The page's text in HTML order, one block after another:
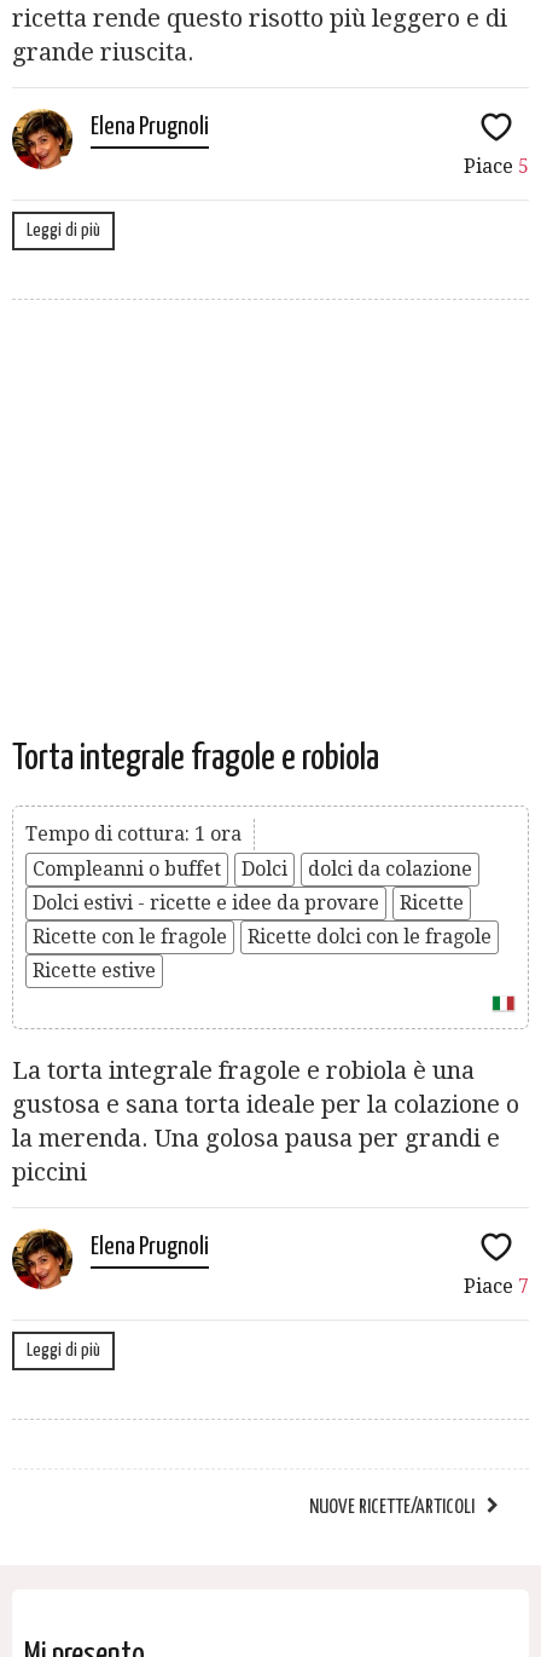
ricetta rende questo risotto più leggero e di
grande riuscita.
Elena Prugnoli
Piace 5
Leggi di più
Torta integrale fragole e robiola
Tempo di cottura: 1 ora
Compleanni o buffet
Dolci
dolci da colazione
Dolci estivi - ricette e idee da provare
Ricette
Ricette con le fragole
Ricette dolci con le fragole
Ricette estive
La torta integrale fragole e robiola è una
gustosa e sana torta ideale per la colazione o
la merenda. Una golosa pausa per grandi e
piccini
Elena Prugnoli
Piace 7
Leggi di più
NUOVE RICETTE/ARTICOLI